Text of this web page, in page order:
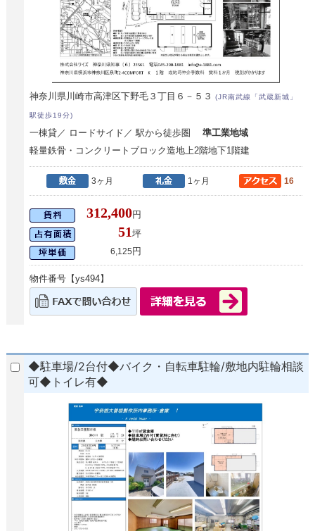
神奈川県川崎市高津区下野毛３丁目６－５３(JR南武線「武蔵新城」
駅徒歩19分)
一棟貸／ ロードサイド／ 駅から徒歩圏準工業地域
軽量鉄骨・コンクリートブロック造地上2階地下1階建
3ヶ月 1ヶ月 16
312,400円
51坪
6,125 円
物件番号【ys494】
◆駐車場/2台付◆バイク・自転車駐輪/敷地内駐輪相談
可◆トイレ有◆